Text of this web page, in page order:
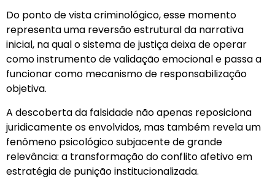
Do ponto de vista criminológico, esse momento
representa uma reversão estrutural da narrativa
inicial, na qual o sistema de justiça deixa de operar
como instrumento de validação emocional e passa a
funcionar como mecanismo de responsabilização
objetiva.
A descoberta da falsidade não apenas reposiciona
juridicamente os envolvidos, mas também revela um
fenômeno psicológico subjacente de grande
relevância: a transformação do conflito afetivo em
estratégia de punição institucionalizada.